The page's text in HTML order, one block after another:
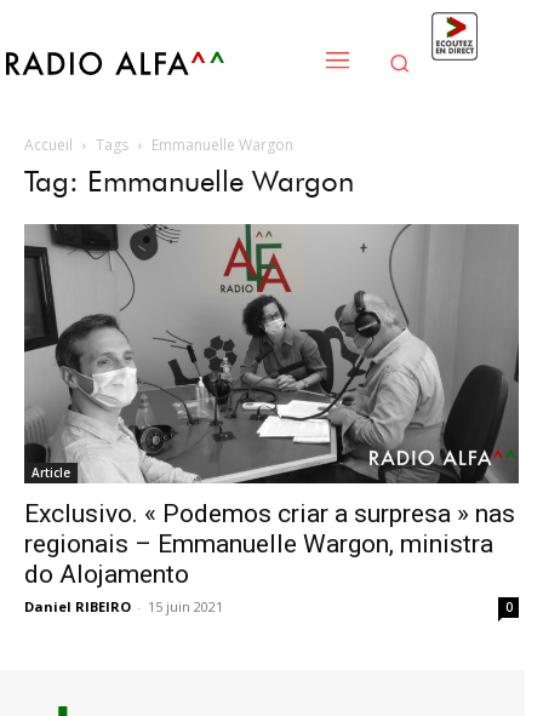
Accueil Tags Emmanuelle Wargon
Tag: Emmanuelle Wargon
Article
Exclusivo. « Podemos criar a surpresa » nas
regionais – Emmanuelle Wargon, ministra
do Alojamento
Daniel RIBEIRO - 15 juin 2021 0